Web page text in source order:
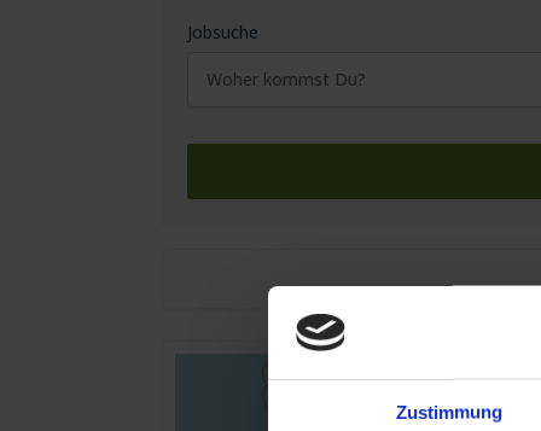
Zustimmung
Jobsuche